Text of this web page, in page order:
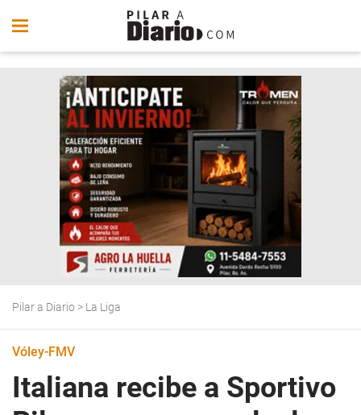
Pilar a Diario > La Liga
Vóley-FMV
Italiana recibe a Sportivo